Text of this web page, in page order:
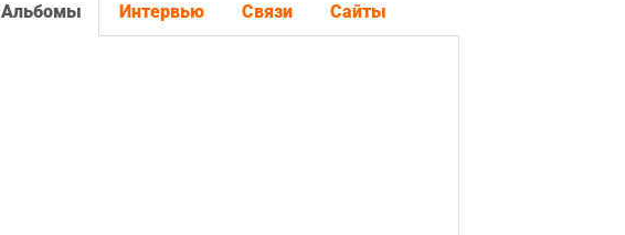
Альбомы Интервью Связи Сайты